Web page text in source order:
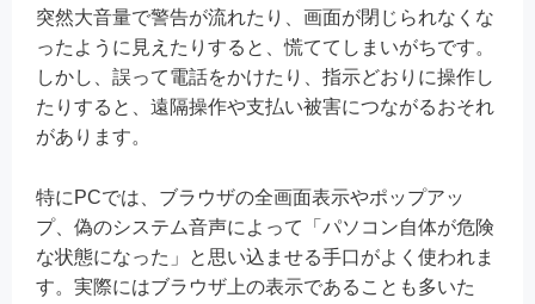
突然大音量で警告が流れたり、画面が閉じられなくな
ったように見えたりすると、慌ててしまいがちです。
しかし、誤って電話をかけたり、指示どおりに操作し
たりすると、遠隔操作や支払い被害につながるおそれ
があります。
特にPCでは、ブラウザの全画面表示やポップアッ
プ、偽のシステム音声によって「パソコン自体が危険
な状態になった」と思い込ませる手口がよく使われま
す。実際にはブラウザ上の表示であることも多いた